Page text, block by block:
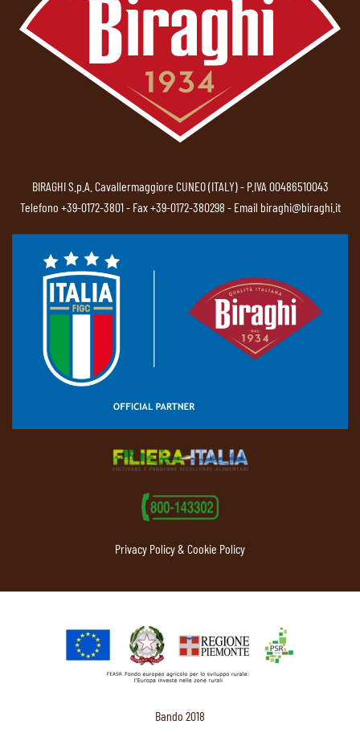
BIRAGHI S.p.A. Cavallermaggiore CUNEO (ITALY) - P.IVA 00486510043
Telefono +39-0172-3801- Fax +39-0172-380298 - Email biraghi@biraghi.it
Privacy Policy & Cookie Policy
Bando 2018